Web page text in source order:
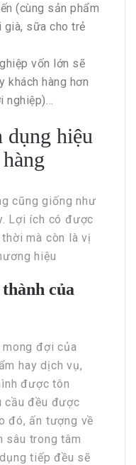
(cùng sản phẩm
sữa cho trẻ
vốn lớn sẽ
khách hàng hơn
hiệu
cũng giống như
Lợi ích có được
mà còn là vị
hiệu
của
mong đợi của
hay dịch vụ,
được tôn
cầu đều được
đó, ấn tượng về
sâu trong tâm
tiếp đều sẽ